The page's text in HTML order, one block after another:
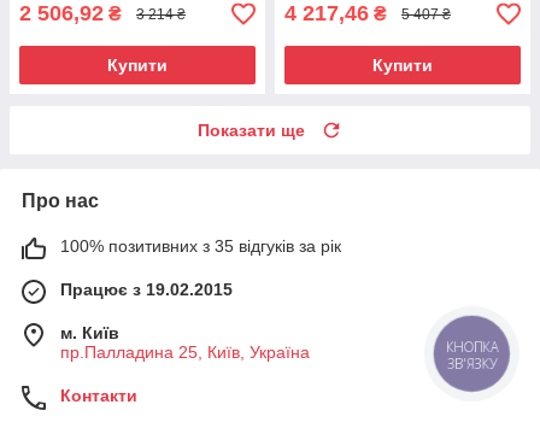
2 506,92 ₴ 3 214 ₴
Купити
4 217,46 ₴ 5 407 ₴
Купити
Показати ще
Про нас
100% позитивних з 35 відгуків за рік
Працює з 19.02.2015
м. Київ
пр.Палладина 25, Київ, Україна
Контакти
КНОПКА
ЗВ'ЯЗКУ